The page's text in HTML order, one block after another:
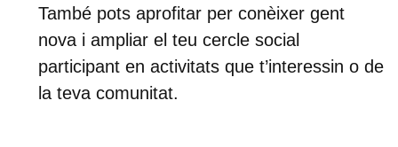
També pots aprofitar per conèixer gent
nova i ampliar el teu cercle social
participant en activitats que t’interessin o de
la teva comunitat.